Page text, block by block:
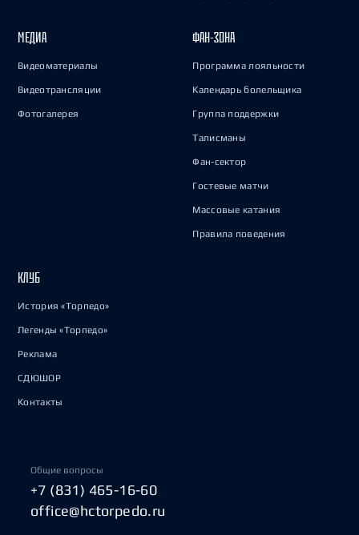
МЕДИА
Видеоматериалы
Видеотрансляции
Фотогалерея
ФАН-ЗОНА
Программа лояльности
Календарь болельщика
Группа поддержки
Талисманы
Фан-сектор
Гостевые матчи
Массовые катания
Правила поведения
КЛУБ
История «Торпедо»
Легенды «Торпедо»
Реклама
СДЮШОР
Контакты
Общие вопросы
+7 (831) 465-16-60
office@hctorpedo.ru